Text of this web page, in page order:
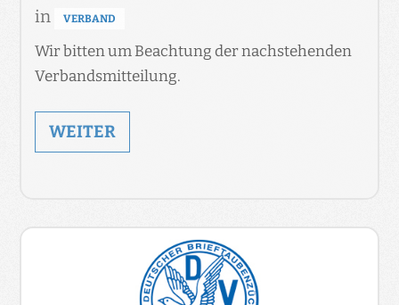
in VERBAND
Wir bitten um Beachtung der nachstehenden
Verbandsmitteilung.
WEITER